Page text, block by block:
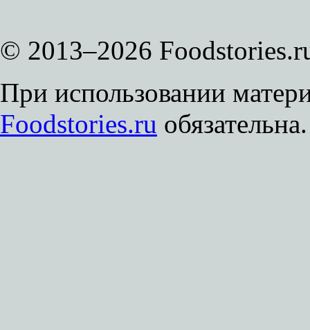
© 2013–2026
При использовании
Foodstories.ru обязательна.